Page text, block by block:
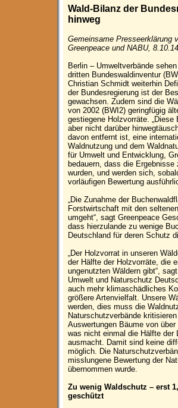
Wald-Bilanz der
hinweg
Gemeinsame Presseerklärung
Greenpeace und NABU, 8.10.14
Berlin – Umweltverbände
dritten Bundeswaldinventur
Christian Schmidt weiterhin
der Bundesregierung ist der
gewachsen. Zudem sind die
von 2002 (BWI2) geringfügig
gestiegene Holzvorräte.
aber nicht darüber
davon entfernt ist, eine
Waldnutzung und dem
für Umwelt und Entwicklung,
bedauern, dass die
wurden, und werden sich,
vorläufigen Bewertung
„Die Zunahme der
Forstwirtschaft mit den
umgeht“, sagt Greenpeace
dass hierzulande zu wenige
Deutschland für deren Schutz
„Der Holzvorrat in unseren
der Hälfte der Holzvorräte, die
ungenutzten Wäldern gibt“,
Umwelt und Naturschutz
auch mehr klimaschädliches
größere Artenvielfalt. Unsere
werden, dies muss die
Naturschutzverbände
Auswertungen Bäume von
was nicht einmal die Hälfte der
ausmacht. Damit sind keine
möglich. Die
misslungene Bewertung der
übernommen wurde.
Zu wenig Waldschutz – erst
geschützt